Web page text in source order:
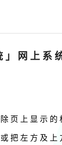
网 上 系
页 上 显 示 的
把 左 方 及